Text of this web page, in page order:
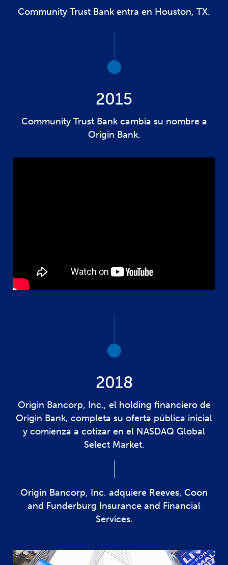
Community Trust Bank entra en Houston, TX.
2015
Community Trust Bank cambia su nombre a
Origin Bank.
2018
Origin Bancorp, Inc., el holding financiero de
Origin Bank, completa su oferta pública inicial
y comienza a cotizar en el NASDAQ Global
Select Market.
Origin Bancorp, Inc. adquiere Reeves, Coon
and Funderburg Insurance and Financial
Services.